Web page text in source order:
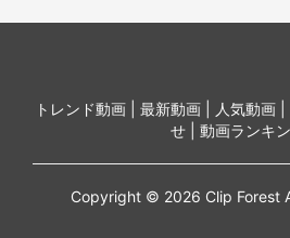
トレンド動画 | 最新動画 | 人気動画 |
せ | 動画ランキ
Copyright © 2026 Clip Forest